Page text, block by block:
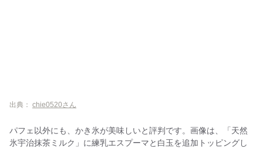
出典： chie0520さん
パフェ以外にも、かき氷が美味しいと評判です。画像は、「天然
氷宇治抹茶ミルク」に練乳エスプーマと白玉を追加トッピングし